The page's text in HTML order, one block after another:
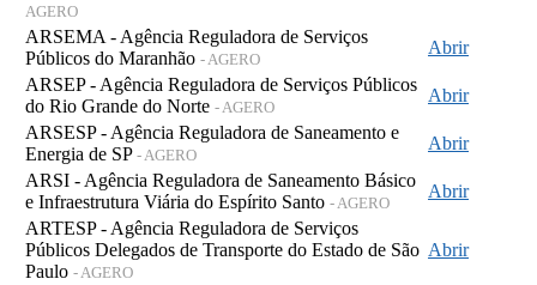
AGERO
ARSEMA - Agência Reguladora de Serviços
Públicos do Maranhão - AGERO
Abrir
ARSEP - Agência Reguladora de Serviços Públicos
do Rio Grande do Norte - AGERO
Abrir
ARSESP - Agência Reguladora de Saneamento e
Energia de SP - AGERO
Abrir
ARSI - Agência Reguladora de Saneamento Básico
e Infraestrutura Viária do Espírito Santo - AGERO
Abrir
ARTESP - Agência Reguladora de Serviços
Públicos Delegados de Transporte do Estado de São
Paulo - AGERO
Abrir